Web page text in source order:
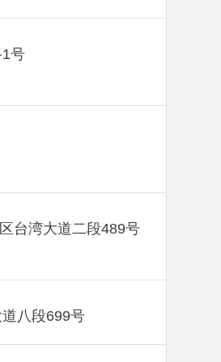
号
台湾大道二段489号
八段699号